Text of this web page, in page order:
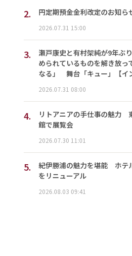
2. 円定期預金金利改定のお知ら
2026.07.31 15:00
3.
瀬戸康史と有村架純が9年ぶ
められているものを解き放っ
なる」 舞台「キュー」【イ
2026.07.31 08:00
4.
リトアニアの手仕事の魅力
館で展覧会
2026.07.30 11:01
5.
紀伊勝浦の魅力を堪能 ホテ
をリニューアル
2026.08.03 09:41